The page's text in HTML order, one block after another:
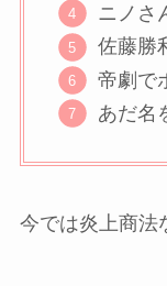
ニノさ
佐藤勝
帝劇で
あだ名
今では炎上商法